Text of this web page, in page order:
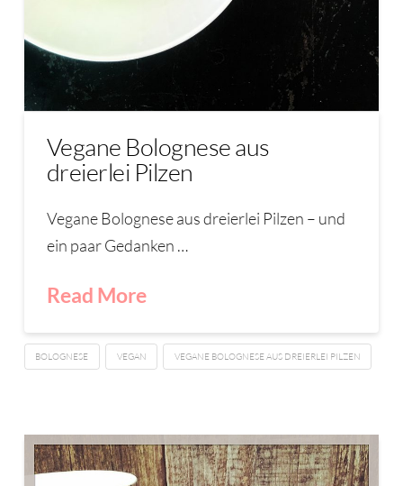
Vegane Bolognese aus
dreierlei Pilzen
Vegane Bolognese aus dreierlei Pilzen – und
ein paar Gedanken …
Read More
BOLOGNESE VEGAN VEGANE BOLOGNESE AUS DREIERLEI PILZEN